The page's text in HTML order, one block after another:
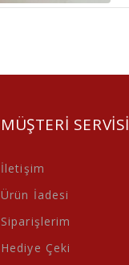
MÜŞTERI SERVISI
İletişim
Ürün İadesi
Siparişlerim
Hediye Çeki